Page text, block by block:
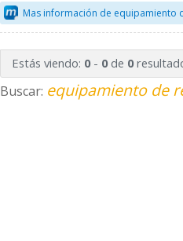
Mas información de equipamiento
Estás viendo: 0- 0de 0
Buscar: equipamiento de